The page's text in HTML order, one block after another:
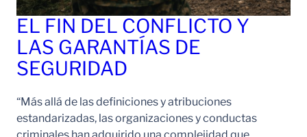
EL FIN DEL CONFLICTO Y
LAS GARANTÍAS DE
SEGURIDAD
“Más allá de las definiciones y atribuciones
estandarizadas, las organizaciones y conductas